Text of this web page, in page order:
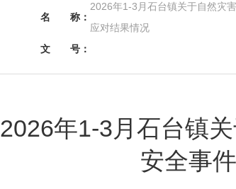
名 称：
2026年1-3月石台镇关于自然灾
应对结果情况
文
号：
2026年1-3月石台镇
安全事